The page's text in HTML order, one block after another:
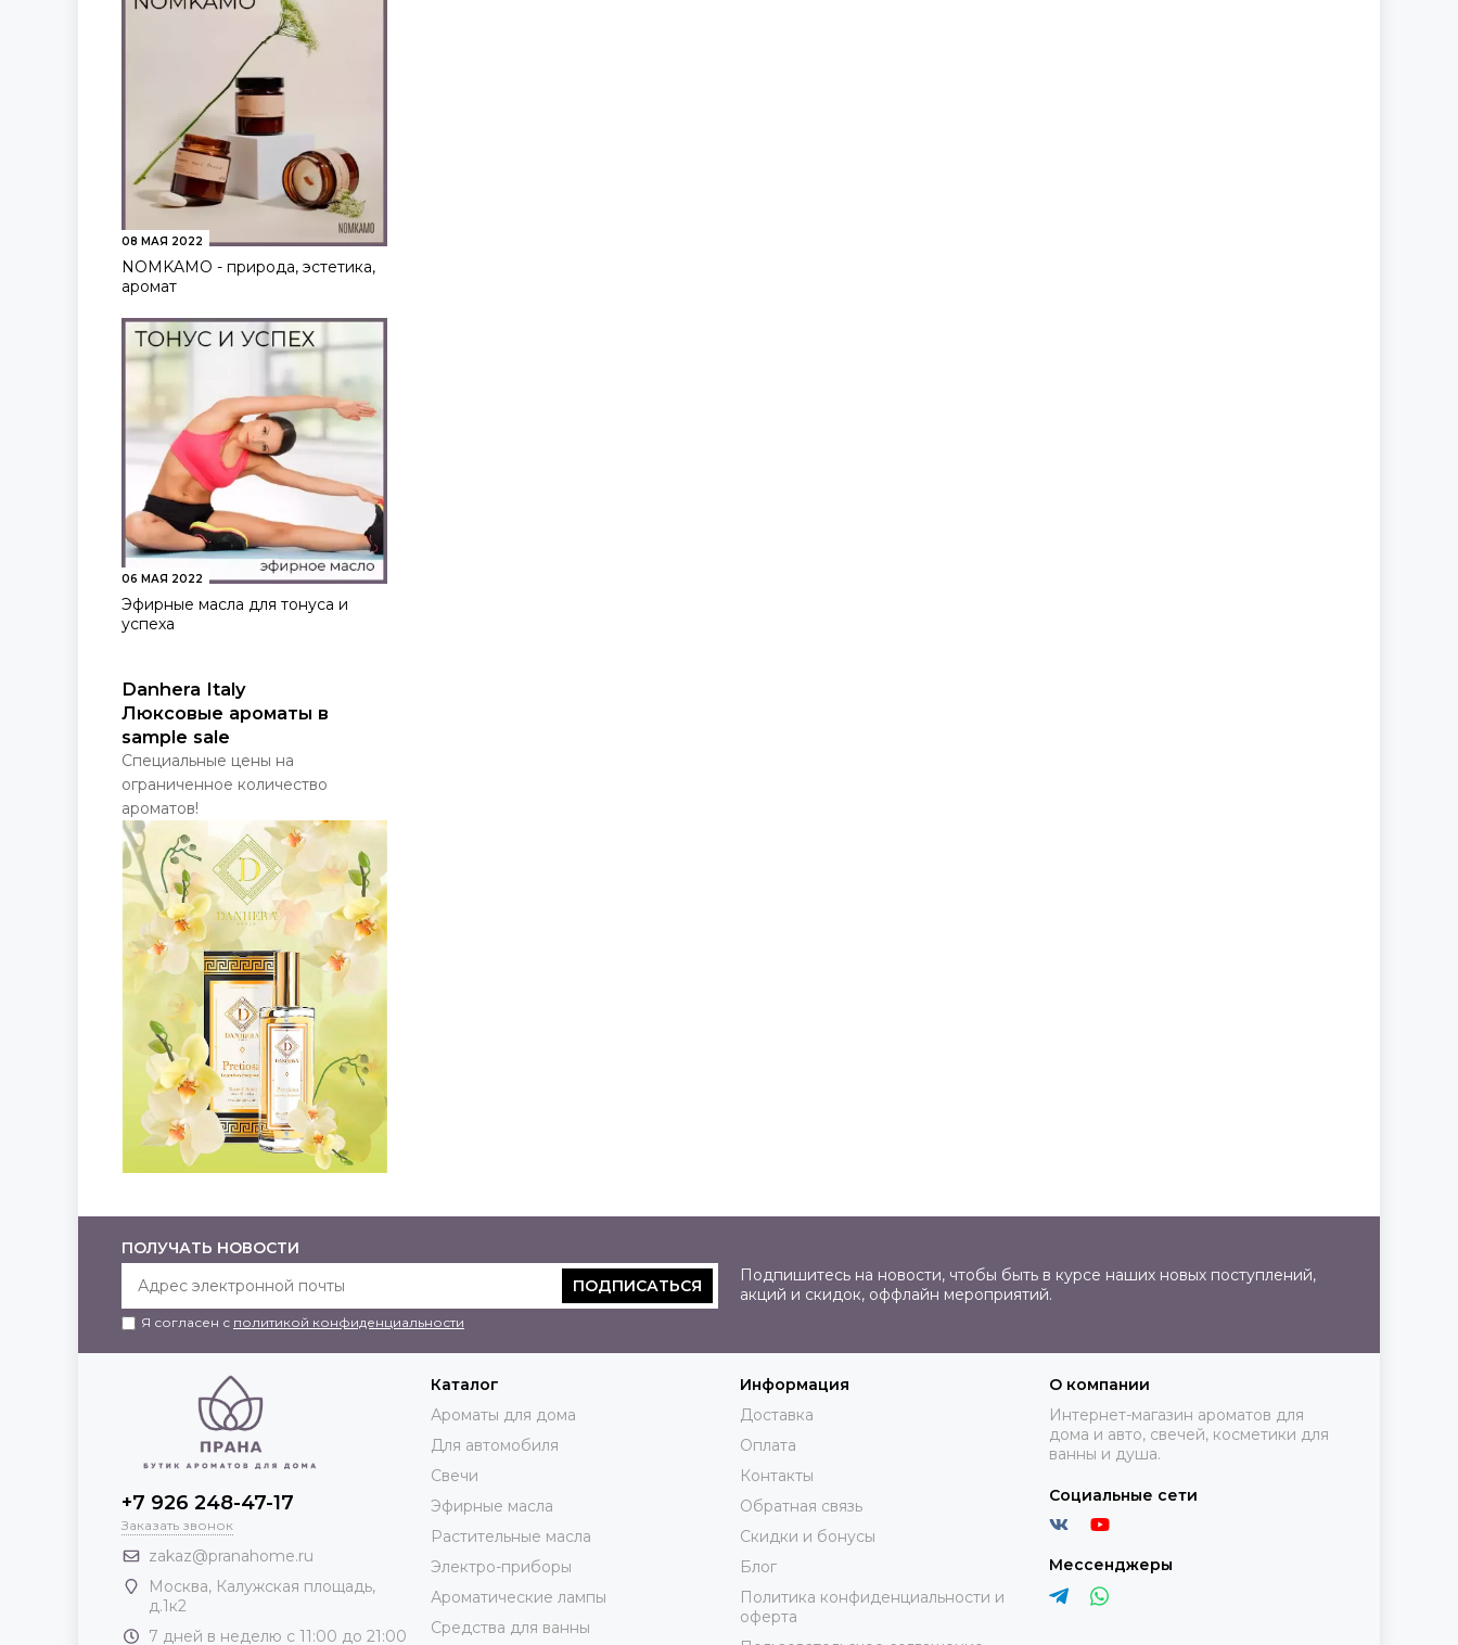
08 МАЯ 2022
NOMKAMO - природа, эстетика,
аромат
06 МАЯ 2022
Эфирные масла для тонуса и
успеха
Danhera Italy
Люксовые ароматы в
sample sale
Специальные цены на
ограниченное количество
ароматов!
ПОЛУЧАТЬ НОВОСТИ
ПОДПИСАТЬСЯ
Я согласен с политикой конфиденциальности
Подпишитесь на новости, чтобы быть в курсе наших новых поступлений,
акций и скидок, оффлайн мероприятий.
+7 926 248-47-17
Заказать звонок
zakaz@pranahome.ru
Москва, Калужская площадь,
д.1к2
7 дней в неделю с 11:00 до 21:00
Каталог
Ароматы для дома
Для автомобиля
Свечи
Эфирные масла
Растительные масла
Электро-приборы
Ароматические лампы
Средства для ванны
Информация
Доставка
Оплата
Контакты
Обратная связь
Скидки и бонусы
Блог
Политика конфиденциальности и
оферта
О компании
Интернет-магазин ароматов для
дома и авто, свечей, косметики для
ванны и душа.
Социальные сети
Мессенджеры